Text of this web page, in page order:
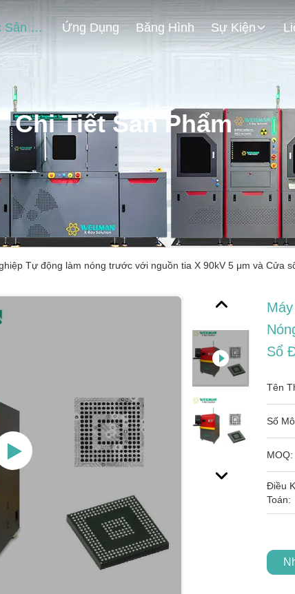
Các Sản Phẩm Ứng Dụng Băng Hình Sự Kiện
Chi Tiết Sản Phẩm
Tự động làm nóng trước với nguồn tia X 90kV 5 μm và Cửa
Sổ
Tên
Số
MOQ:
Điều
Toán: